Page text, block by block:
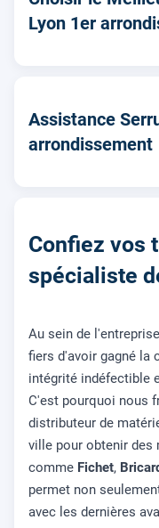
Lyon 1er
Assistance
arrondissement
Confiez vos
spécialiste
Au sein de
fiers d'avoir gagné la
intégrité indéfectible
C'est pourquoi nous
distributeur de
ville pour obtenir des
comme Fichet,
permet non
avec les dernières